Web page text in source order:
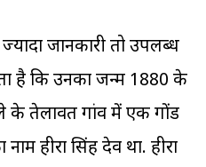
जानकारी तो उपलब्ध
है कि उनका जन्म 1880 के
के तेलावत गांव में एक गोंड
हीरा सिंह देव था. हीरा